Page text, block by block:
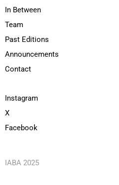
In Between
Team
Past Editions
Announcements
Contact
Instagram
X
Facebook
IABA 2025